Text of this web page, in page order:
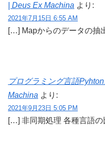
| Deus Ex Machina より:
2021年7月15日 6:55 AM
[…] Mapからのデータの抽
プログラミング言語
Machina より:
2021年9月23日 5:05 PM
[…] 非同期処理 各種言語